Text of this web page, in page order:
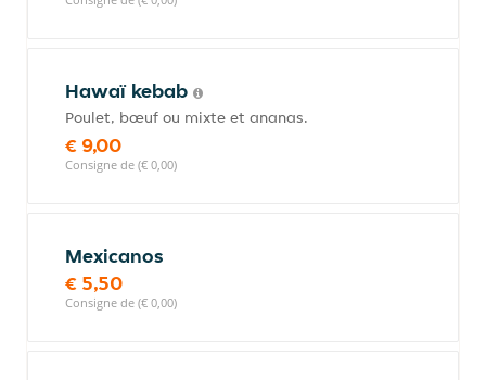
Hawaï kebab
Poulet, bœuf ou mixte et ananas.
€ 9,00
Consigne de (€ 0,00)
Mexicanos
€ 5,50
Consigne de (€ 0,00)